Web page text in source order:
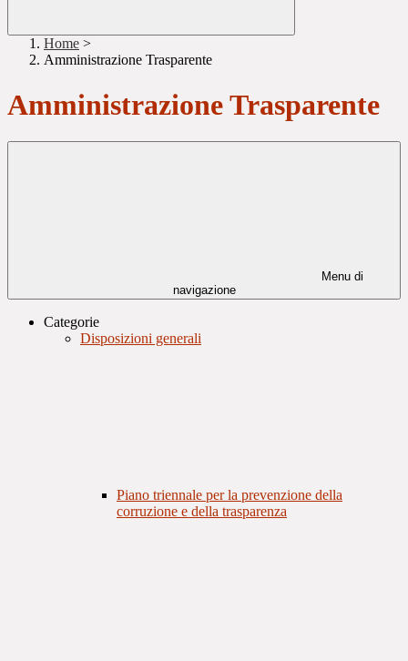
Home >
Amministrazione Trasparente
Amministrazione Trasparente
Menu di
navigazione
Categorie
Disposizioni generali
Piano triennale per la prevenzione della
corruzione e della trasparenza